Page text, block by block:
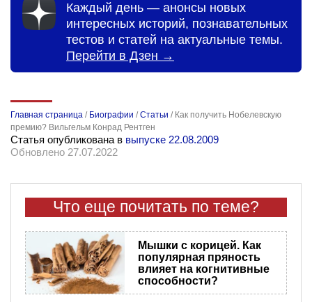
Каждый день — анонсы новых
интересных историй, познавательных
тестов и статей на актуальные темы.
Перейти в Дзен →
Главная страница / Биографии /Статьи / Как получить Нобелевскую
премию? Вильгельм Конрад Рентген
Статья опубликована в выпуске 22.08.2009
Обновлено 27.07.2022
Что еще почитать по теме?
Мышки с корицей. Как
популярная пряность
влияет на когнитивные
способности?